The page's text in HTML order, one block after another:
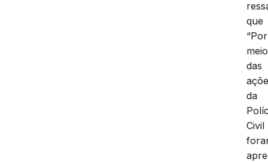
que
“Por
meio
das
da
Civil